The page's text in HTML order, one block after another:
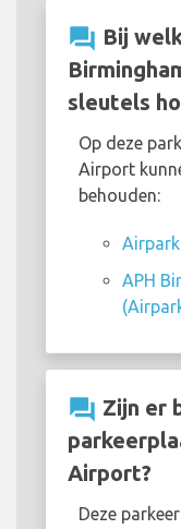
question_answer Bij
sleutels
Op deze
Airport
behouden:
APH
question_answer Zijn er
Airport?
Deze